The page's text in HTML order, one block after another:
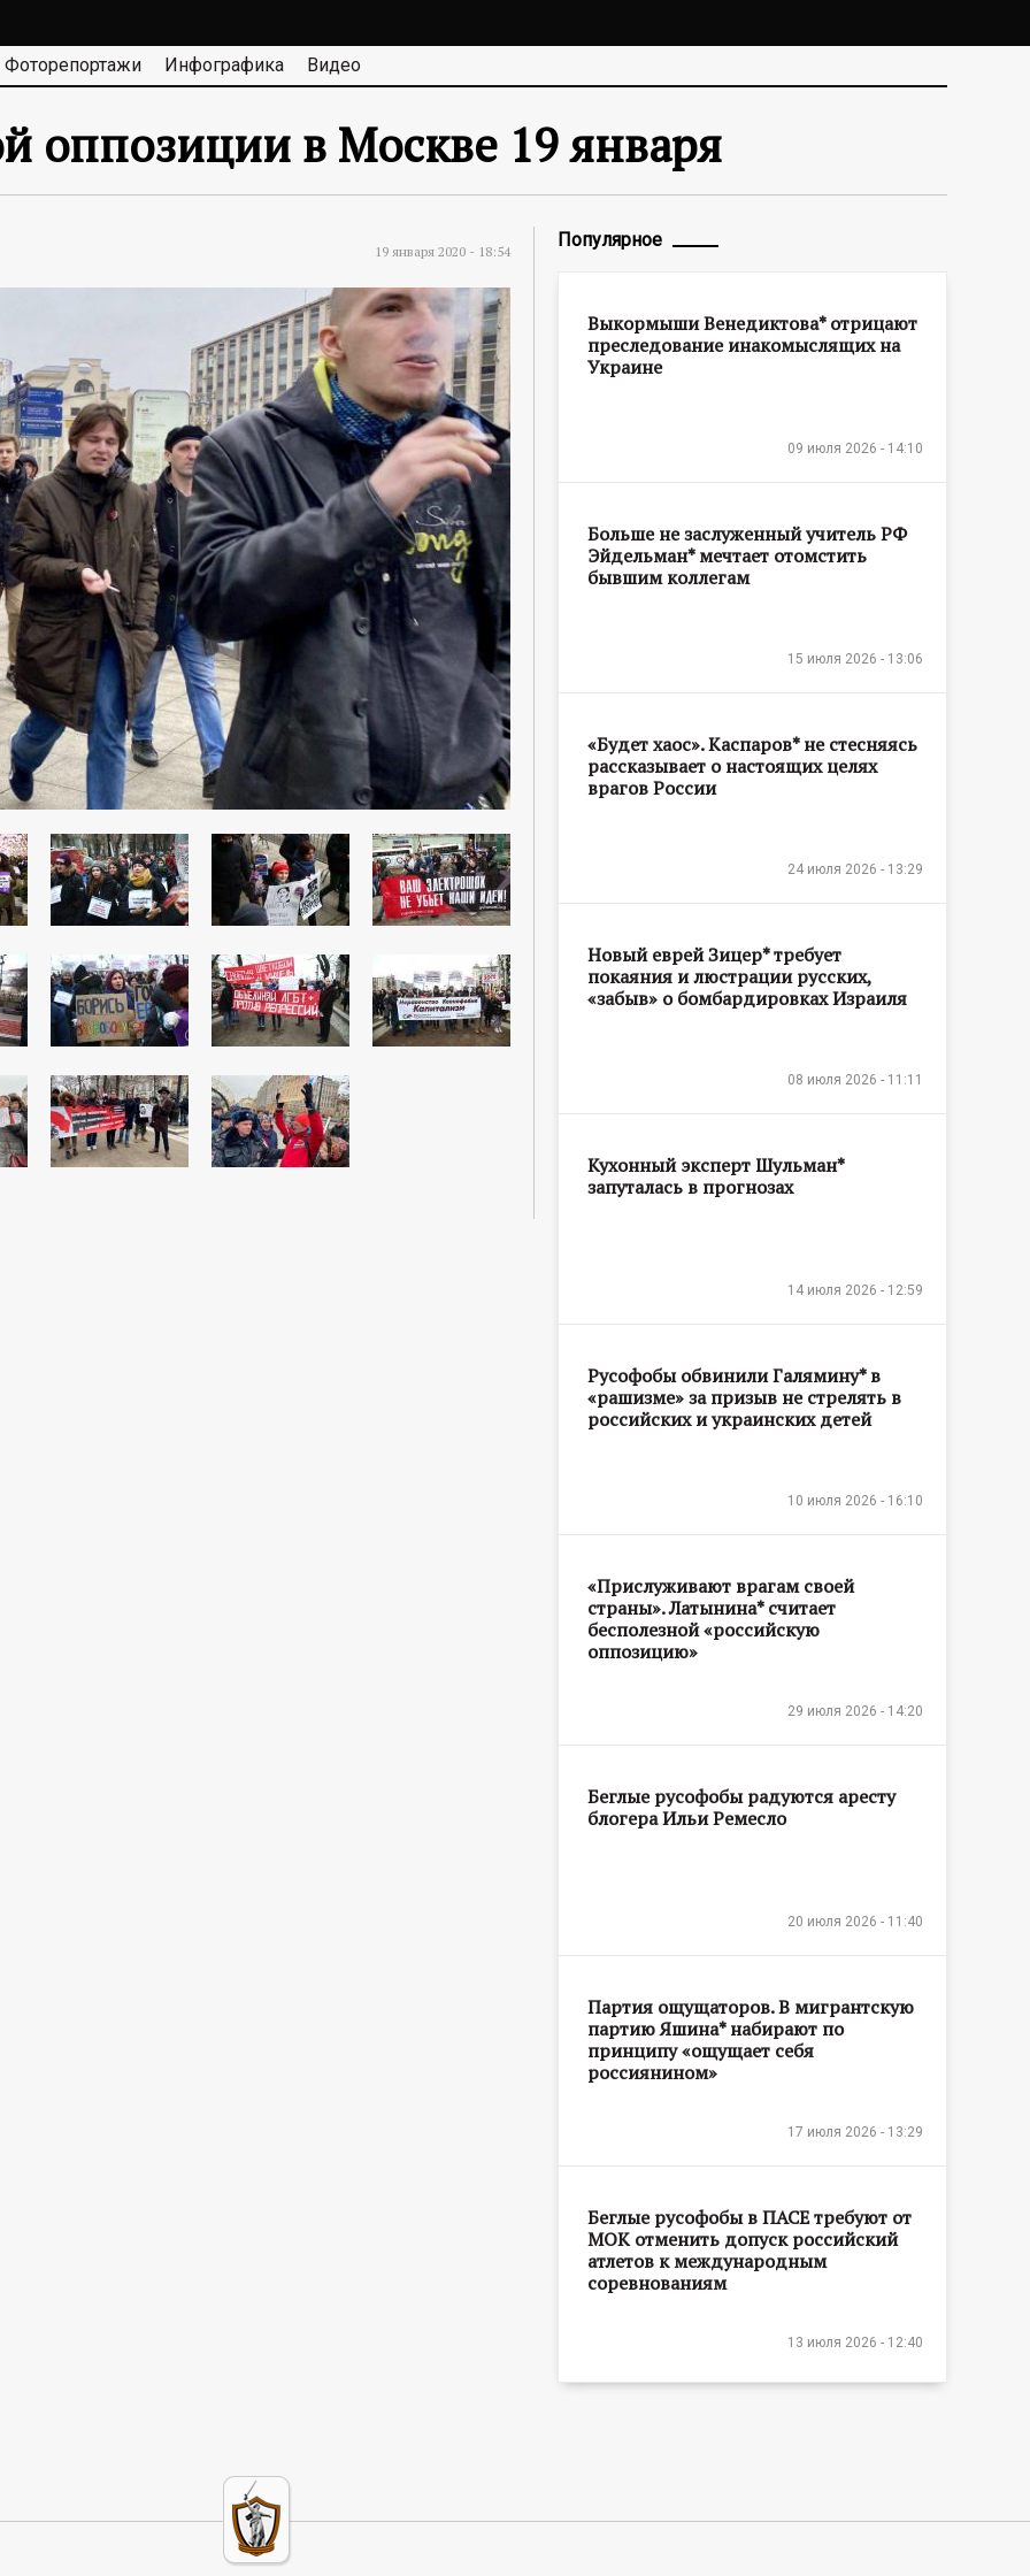
Фоторепортажи Инфографика Видео
оппозиции в Москве 19 января
19 января 2020 - 18:54
Популярное
Выкормыши Венедиктова* отрицают
преследование инакомыслящих на
Украине
09 июля 2026 - 14:10
Больше не заслуженный учитель РФ
Эйдельман* мечтает отомстить
бывшим коллегам
15 июля 2026 - 13:06
«Будет хаос». Каспаров* не стесняясь
рассказывает о настоящих целях
врагов России
24 июля 2026 - 13:29
Новый еврей Зицер* требует
покаяния и люстрации русских,
«забыв» о бомбардировках Израиля
08 июля 2026 - 11:11
Кухонный эксперт Шульман*
запуталась в прогнозах
14 июля 2026 - 12:59
Русофобы обвинили Галямину* в
«рашизме» за призыв не стрелять в
российских и украинских детей
10 июля 2026 - 16:10
«Прислуживают врагам своей
страны». Латынина* считает
бесполезной «российскую
оппозицию»
29 июля 2026 - 14:20
Беглые русофобы радуются аресту
блогера Ильи Ремесло
20 июля 2026 - 11:40
Партия ощущаторов. В мигрантскую
партию Яшина* набирают по
принципу «ощущает себя
россиянином»
17 июля 2026 - 13:29
Беглые русофобы в ПАСЕ требуют от
МОК отменить допуск российский
атлетов к международным
соревнованиям
13 июля 2026 - 12:40